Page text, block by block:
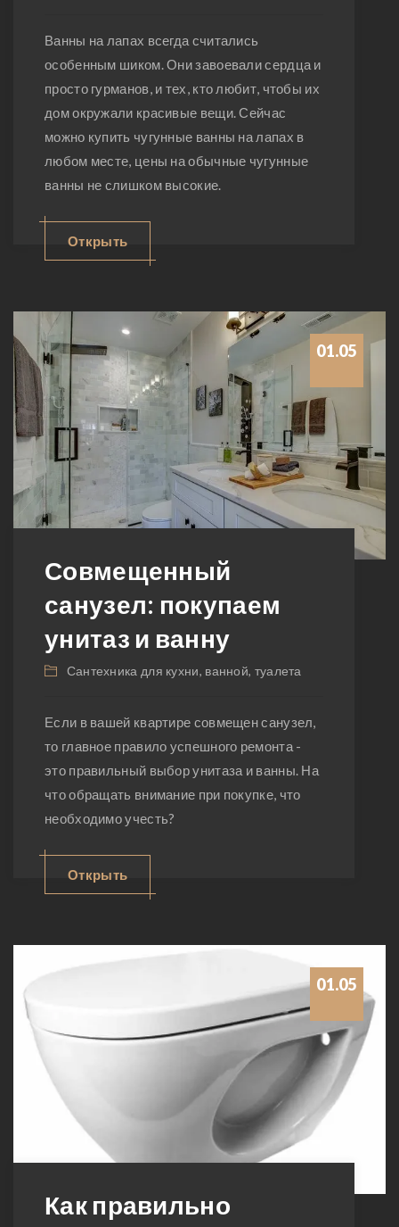
Ванны на лапах всегда считались
особенным шиком. Они завоевали сердца и
просто гурманов, и тех, кто любит, чтобы их
дом окружали красивые вещи. Сейчас
можно купить чугунные ванны на лапах в
любом месте, цены на обычные чугунные
ванны не слишком высокие.
Открыть
01.05
Совмещенный
санузел: покупаем
унитаз и ванну
Сантехника для кухни, ванной, туалета
Если в вашей квартире совмещен санузел,
то главное правило успешного ремонта -
это правильный выбор унитаза и ванны. На
что обращать внимание при покупке, что
необходимо учесть?
Открыть
01.05
Как правильно